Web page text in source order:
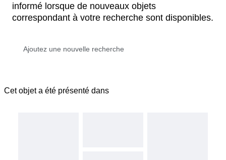
informé lorsque de nouveaux objets
correspondant à votre recherche sont disponibles.
Cet objet a été présenté dans